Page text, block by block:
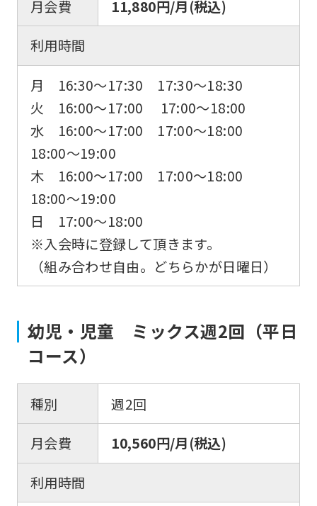
月会費
11,880円/月(税込)
利用時間
月 16:30〜17:30 17:30〜18:30
火 16:00〜17:00 17:00〜18:00
水 16:00〜17:00 17:00〜18:00
18:00〜19:00
木 16:00〜17:00 17:00〜18:00
18:00〜19:00
日 17:00～18:00
※入会時に登録して頂きます。
（組み合わせ自由。どちらかが日曜日）
幼児・児童 ミックス週2回（平日
コース）
種別
週2回
月会費
10,560円/月(税込)
利用時間